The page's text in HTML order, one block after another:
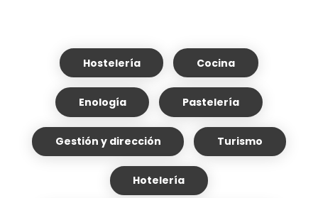
Hostelería Cocina
Enología Pastelería
Gestión y dirección Turismo
Hotelería